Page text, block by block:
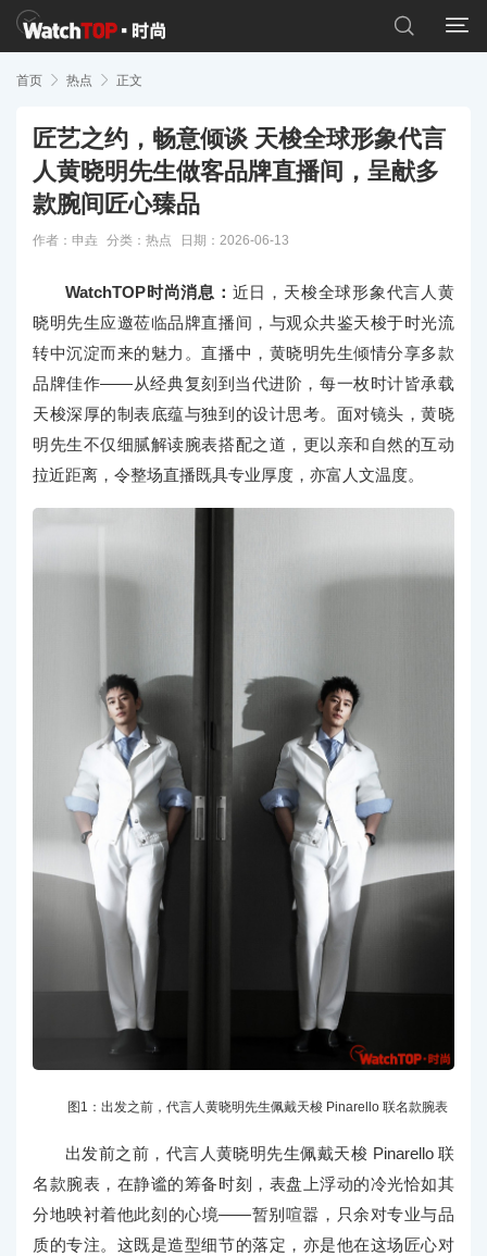


首页  热点  正文
匠艺之约，畅意倾谈 天梭全球形象代言
人黄晓明先生做客品牌直播间，呈献多
款腕间匠心臻品
作者：申垚 分类： 热点 日期：2026-06-13
WatchTOP时尚消息： 近日，天梭全球形象代言人黄
晓明先生应邀莅临品牌直播间，与观众共鉴天梭于时光流
转中沉淀而来的魅力。直播中，黄晓明先生倾情分享多款
品牌佳作——从经典复刻到当代进阶，每一枚时计皆承载
天梭深厚的制表底蕴与独到的设计思考。面对镜头，黄晓
明先生不仅细腻解读腕表搭配之道，更以亲和自然的互动
拉近距离，令整场直播既具专业厚度，亦富人文温度。
图1：出发之前，代言人黄晓明先生佩戴天梭 Pinarello 联名款腕表
出发前之前，代言人黄晓明先生佩戴天梭 Pinarello 联
名款腕表，在静谧的筹备时刻，表盘上浮动的冷光恰如其
分地映衬着他此刻的心境——暂别喧嚣，只余对专业与品
质的专注。这既是造型细节的落定，亦是他在这场匠心对